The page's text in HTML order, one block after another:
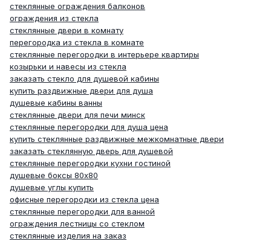
стеклянные ограждения балконов
ограждения из стекла
стеклянные двери в комнату
перегородка из стекла в комнате
стеклянные перегородки в интерьере квартиры
козырьки и навесы из стекла
заказать стекло для душевой кабины
купить раздвижные двери для душа
душевые кабины ванны
стеклянные двери для печи минск
стеклянные перегородки для душа цена
купить стеклянные раздвижные межкомнатные двери
заказать стеклянную дверь для душевой
стеклянные перегородки кухни гостиной
душевые боксы 80х80
душевые углы купить
офисные перегородки из стекла цена
стеклянные перегородки для ванной
ограждения лестницы со стеклом
стеклянные изделия на заказ